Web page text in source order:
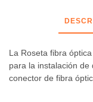
La Roseta fibra
para la instalación de
conector de fibra